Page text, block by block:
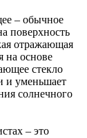
– обычное
поверхность
отражающая
на основе
стекло
и уменьшает
солнечного
– это